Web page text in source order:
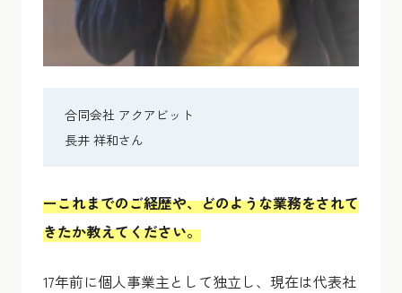
合同会社 アクアビット
長井 祥和さん
ーこれまでのご経歴や、どのような業務をされて
きたか教えてください。
17年前に個人事業主として独立し、現在は代表社